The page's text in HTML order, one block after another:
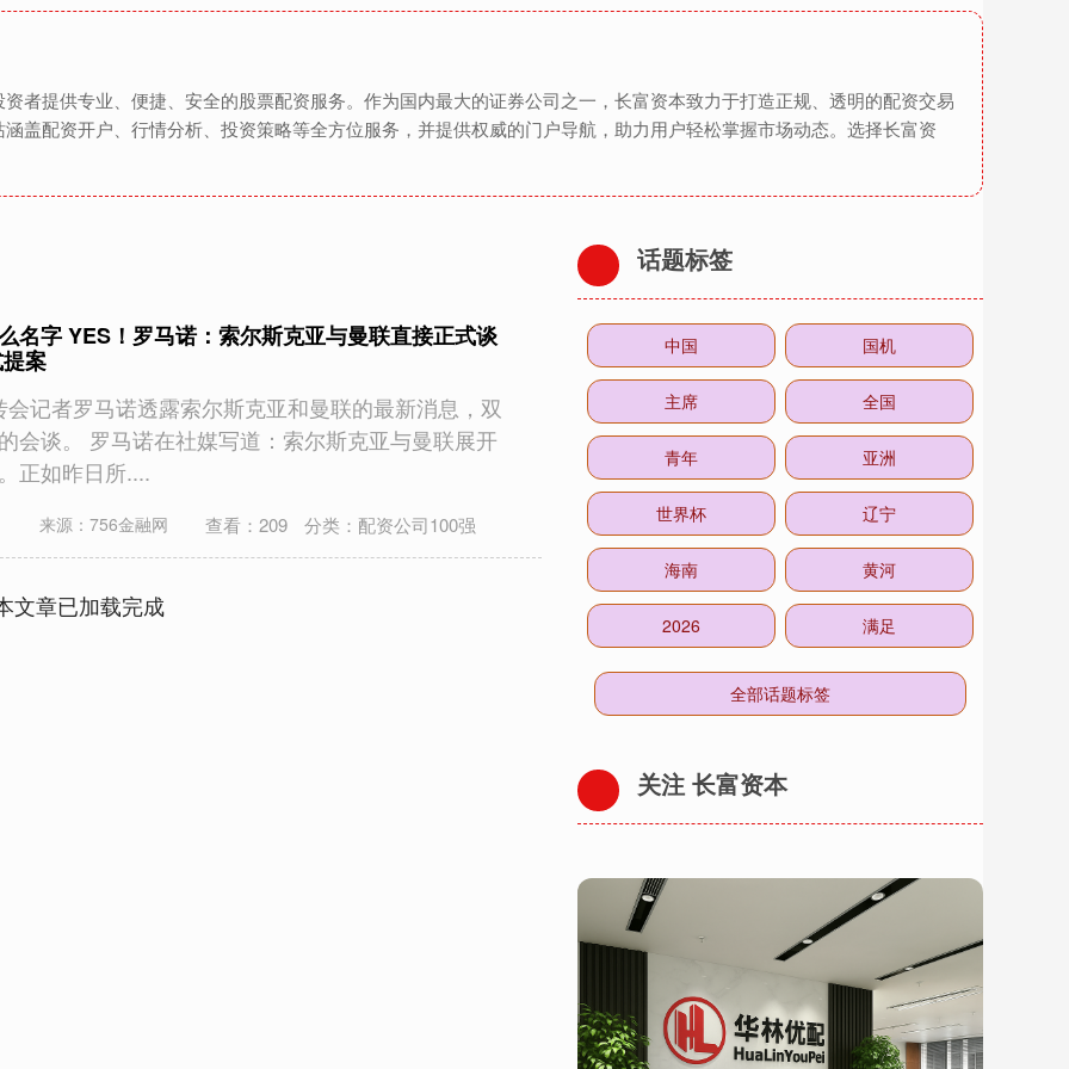
者提供专业、便捷、安全的股票配资服务。作为国内最大的证券公司之一，长富资本致力于打造正规、透明的配资交易
盖配资开户、行情分析、投资策略等全方位服务，并提供权威的门户导航，助力用户轻松掌握市场动态。选择长富资
名字 YES！罗马诺：索尔斯克亚与曼联直接正式谈
案
记者罗马诺透露索尔斯克亚和曼联的最新消息，双
会谈。 罗马诺在社媒写道：索尔斯克亚与曼联展开
正如昨日所....
来源：756金融网 查看： 209 分类： 配资公司100强
文章已加载完成
话题标签
中国 国机
主席 全国
青年 亚洲
世界杯 辽宁
海南 黄河
2026 满足
全部话题标签
关注 长富资本